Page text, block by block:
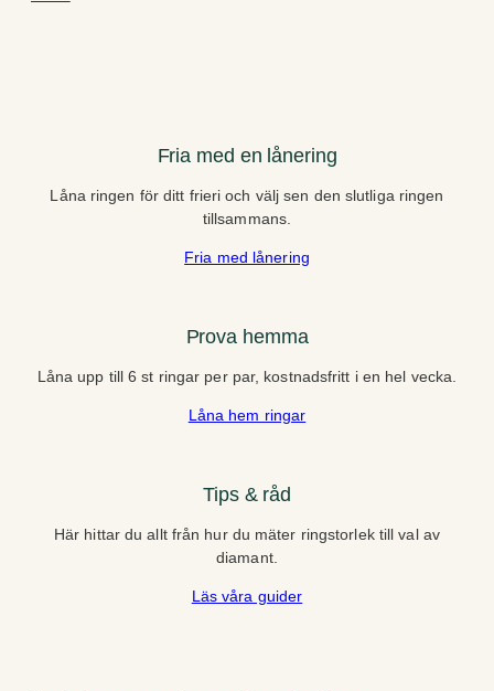
Fria med en lånering
Låna ringen för ditt frieri och välj sen den slutliga ringen
tillsammans.
Fria med lånering
Prova hemma
Låna upp till 6 st ringar per par, kostnadsfritt i en hel vecka.
Låna hem ringar
Tips & råd
Här hittar du allt från hur du mäter ringstorlek till val av
diamant.
Läs våra guider